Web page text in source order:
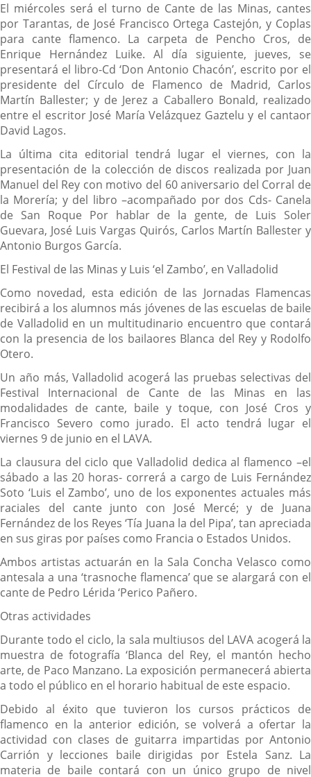
El miércoles será el turno de Cante de las Minas, cantes
por Tarantas, de José Francisco Ortega Castejón, y Coplas
para cante flamenco. La carpeta de Pencho Cros, de
Enrique Hernández Luike. Al día siguiente, jueves, se
presentará el libro-Cd ‘Don Antonio Chacón’, escrito por el
presidente del Círculo de Flamenco de Madrid, Carlos
Martín Ballester; y de Jerez a Caballero Bonald, realizado
entre el escritor José María Velázquez Gaztelu y el cantaor
David Lagos.
La última cita editorial tendrá lugar el viernes, con la
presentación de la colección de discos realizada por Juan
Manuel del Rey con motivo del 60 aniversario del Corral de
la Morería; y del libro –acompañado por dos Cds- Canela
de San Roque Por hablar de la gente, de Luis Soler
Guevara, José Luis Vargas Quirós, Carlos Martín Ballester y
Antonio Burgos García.
El Festival de las Minas y Luis ‘el Zambo’, en Valladolid
Como novedad, esta edición de las Jornadas Flamencas
recibirá a los alumnos más jóvenes de las escuelas de baile
de Valladolid en un multitudinario encuentro que contará
con la presencia de los bailaores Blanca del Rey y Rodolfo
Otero.
Un año más, Valladolid acogerá las pruebas selectivas del
Festival Internacional de Cante de las Minas en las
modalidades de cante, baile y toque, con José Cros y
Francisco Severo como jurado. El acto tendrá lugar el
viernes 9 de junio en el LAVA.
La clausura del ciclo que Valladolid dedica al flamenco –el
sábado a las 20 horas- correrá a cargo de Luis Fernández
Soto ‘Luis el Zambo’, uno de los exponentes actuales más
raciales del cante junto con José Mercé; y de Juana
Fernández de los Reyes ‘Tía Juana la del Pipa’, tan apreciada
en sus giras por países como Francia o Estados Unidos.
Ambos artistas actuarán en la Sala Concha Velasco como
antesala a una ‘trasnoche flamenca’ que se alargará con el
cante de Pedro Lérida ‘Perico Pañero.
Otras actividades
Durante todo el ciclo, la sala multiusos del LAVA acogerá la
muestra de fotografía ‘Blanca del Rey, el mantón hecho
arte, de Paco Manzano. La exposición permanecerá abierta
a todo el público en el horario habitual de este espacio.
Debido al éxito que tuvieron los cursos prácticos de
flamenco en la anterior edición, se volverá a ofertar la
actividad con clases de guitarra impartidas por Antonio
Carrión y lecciones baile dirigidas por Estela Sanz. La
materia de baile contará con un único grupo de nivel